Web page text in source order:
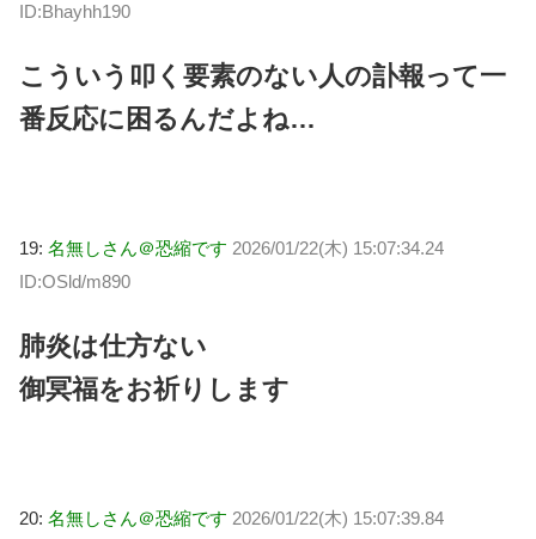
ID:Bhayhh190
こういう叩く要素のない人の訃報って一
番反応に困るんだよね…
19: 名無しさん＠恐縮です 2026/01/22(木) 15:07:34.24
ID:OSld/m890
肺炎は仕方ない
御冥福をお祈りします
20: 名無しさん＠恐縮です 2026/01/22(木) 15:07:39.84